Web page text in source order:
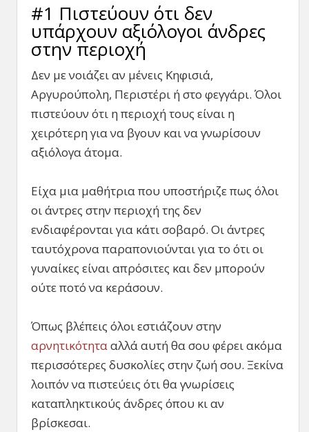
#1 Πιστεύουν ότι δεν
υπάρχουν αξιόλογοι άνδρες
στην περιοχή
Δεν με νοιάζει αν μένεις Κηφισιά,
Αργυρούπολη, Περιστέρι ή στο φεγγάρι. Όλοι
πιστεύουν ότι η περιοχή τους είναι η
χειρότερη για να βγουν και να γνωρίσουν
αξιόλογα άτομα.
Είχα μια μαθήτρια που υποστήριζε πως όλοι
οι άντρες στην περιοχή της δεν
ενδιαφέρονται για κάτι σοβαρό. Οι άντρες
ταυτόχρονα παραπονιούνται για το ότι οι
γυναίκες είναι απρόσιτες και δεν μπορούν
ούτε ποτό να κεράσουν.
Όπως βλέπεις όλοι εστιάζουν στην
αρνητικότητααλλά αυτή θα σου φέρει ακόμα
περισσότερες δυσκολίες στην ζωή σου. Ξεκίνα
λοιπόν να πιστεύεις ότι θα γνωρίσεις
καταπληκτικούς άνδρες όπου κι αν
βρίσκεσαι.